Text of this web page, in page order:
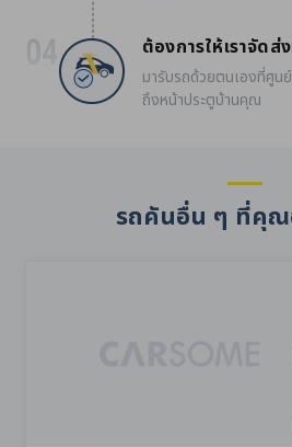
ต้องการให้เราจัดส่
มารับรถด้วยตนเองที่ศูน
ถึงหน้าประตูบ้านคุณ
รถคันอื่น ๆ ที่คุณ